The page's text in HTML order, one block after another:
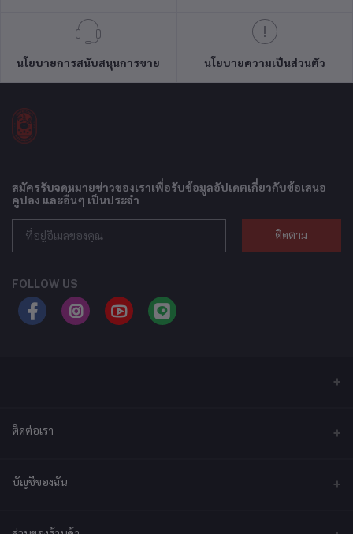
นโยบายการสนับสนุนการขาย นโยบายความเป็นส่วนตัว
สมัครรับจดหมายข่าวของเราเพื่อรับข้อมูลอัปเดตเกี่ยวกับข้อเสนอ
คูปอง และอื่นๆ เป็นประจำ
ติดตาม
FOLLOW US
ติดต่อเรา
ที่อยู่
จังหวัดนครปฐม 73210
บัญชีของฉัน
เข้าสู่ระบบ